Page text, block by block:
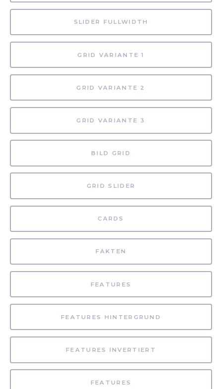
SLIDER FULLWIDTH
GRID VARIANTE 1
GRID VARIANTE 2
GRID VARIANTE 3
BILD GRID
GRID SLIDER
CARDS
FAKTEN
FEATURES
FEATURES HINTERGRUND
FEATURES INVERTIERT
FEATURES